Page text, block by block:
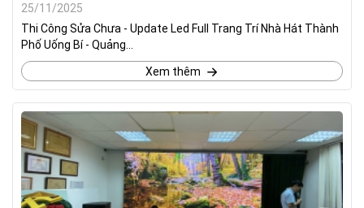
25/11/2025
Thi Công Sửa Chưa - Update Led Full Trang Trí Nhà Hát Thành
Phố Uống Bí - Quảng...
Xem thêm